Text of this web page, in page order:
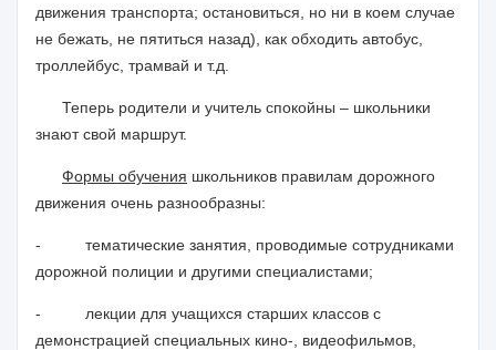
движения транспорта; остановиться, но ни в коем случае
не бежать, не пятиться назад), как обходить автобус,
троллейбус, трамвай и т.д.
Теперь родители и учитель спокойны – школьники
знают свой маршрут.
Формы обучения школьников правилам дорожного
движения очень разнообразны:
-
тематические занятия, проводимые сотрудниками
дорожной полиции и другими специалистами;
-
лекции для учащихся старших классов с
демонстрацией специальных кино-, видеофильмов,